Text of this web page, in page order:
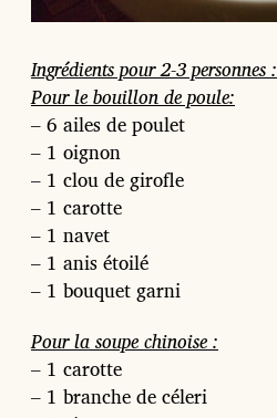
Ingrédients pour 2-3 personnes :
Pour le bouillon de poule:
– 6 ailes de poulet
– 1 oignon
– 1 clou de girofle
– 1 carotte
– 1 navet
– 1 anis étoilé
– 1 bouquet garni
Pour la soupe chinoise :
– 1 carotte
– 1 branche de céleri